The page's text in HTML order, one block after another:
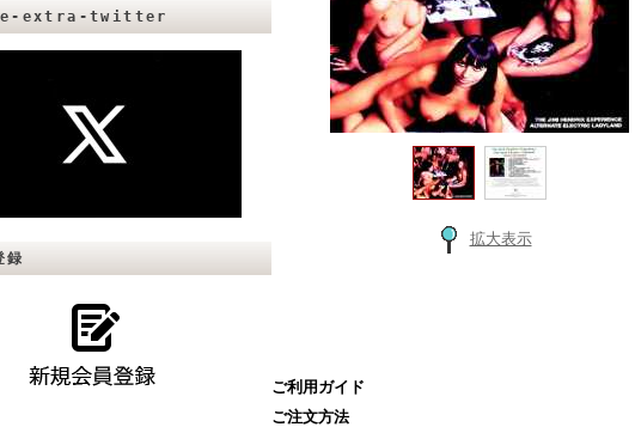
extra-twitter
録
拡大表示
ご利用ガイド
ご注文方法